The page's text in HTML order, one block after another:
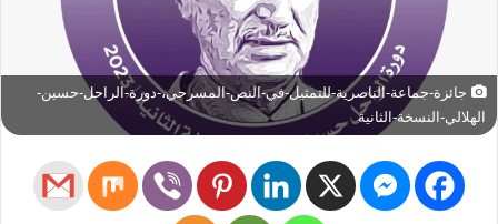
جائزة-جماعة-الناصرية-للتمثيل-في-النص-المسرحي،-دورة-الراحل-حسين-
الهلالي-النسخة-الثانية